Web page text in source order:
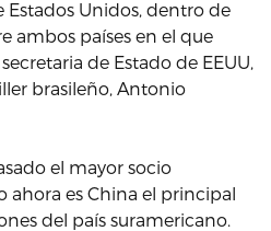
Estados Unidos, dentro de
ambos países en el que
de Estado de EEUU,
brasileño, Antonio
el mayor socio
ahora es China el principal
del país suramericano.